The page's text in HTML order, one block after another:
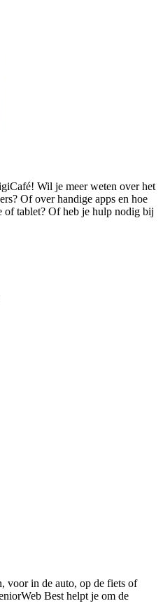
Wil je meer weten over het
Of over handige apps en hoe
of tablet? Of heb je hulp nodig bij
voor in de auto, op de fiets of
Best helpt je om de